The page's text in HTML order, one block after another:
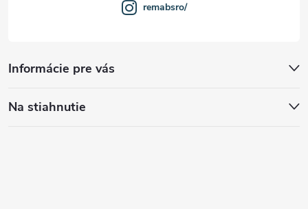
Informácie pre vás
Na stiahnutie
remabsro/